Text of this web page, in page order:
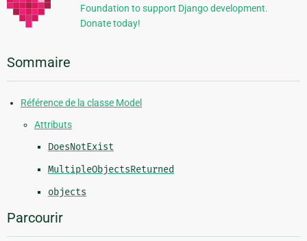
Foundation to support Django development.
Donate today!
Sommaire
Référence de la classe Model
Attributs
DoesNotExist
MultipleObjectsReturned
objects
Parcourir